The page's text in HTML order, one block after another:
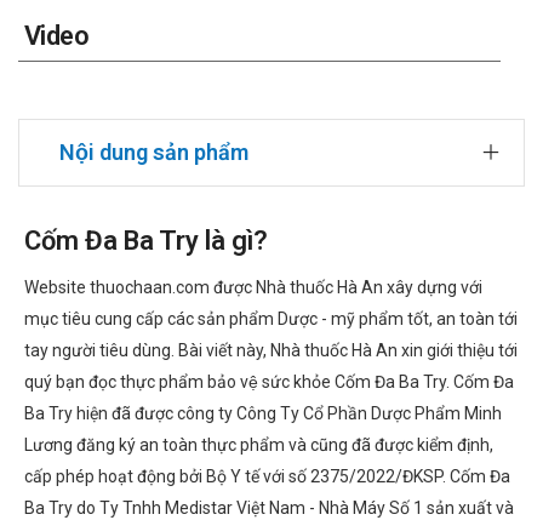
Video
Nội dung sản phẩm
Cốm Đa Ba Try là gì?
Website thuochaan.com được Nhà thuốc Hà An xây dựng với
mục tiêu cung cấp các sản phẩm Dược - mỹ phẩm tốt, an toàn tới
tay người tiêu dùng. Bài viết này, Nhà thuốc Hà An xin giới thiệu tới
quý bạn đọc thực phẩm bảo vệ sức khỏe Cốm Đa Ba Try. Cốm Đa
Ba Try hiện đã được công ty Công Ty Cổ Phần Dược Phẩm Minh
Lương đăng ký an toàn thực phẩm và cũng đã được kiểm định,
cấp phép hoạt động bởi Bộ Y tế với số 2375/2022/ĐKSP. Cốm Đa
Ba Try do Ty Tnhh Medistar Việt Nam - Nhà Máy Số 1 sản xuất và